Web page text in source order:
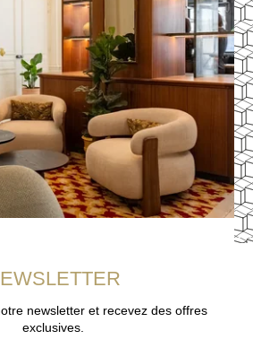
newsletter et recevez des offres
exclusives.